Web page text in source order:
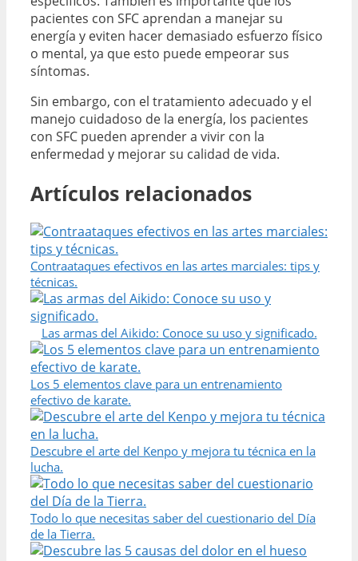
pacientes con SFC aprendan a manejar su
energía y eviten hacer demasiado esfuerzo físico
o mental, ya que esto puede empeorar sus
síntomas.
Sin embargo, con el tratamiento adecuado y el
manejo cuidadoso de la energía, los pacientes
con SFC pueden aprender a vivir con la
enfermedad y mejorar su calidad de vida.
Artículos relacionados
Contraataques efectivos en las artes marciales: tips y
técnicas.
Las armas del Aikido: Conoce su uso y significado.
Los 5 elementos clave para un entrenamiento
efectivo de karate.
Descubre el arte del Kenpo y mejora tu técnica en la
lucha.
Todo lo que necesitas saber del cuestionario del Día
de la Tierra.